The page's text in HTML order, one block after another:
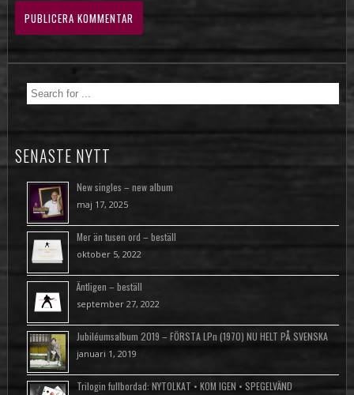
SENASTE NYTT
New singles – new album
maj 17, 2025
Mer än tusen ord – beställ
oktober 5, 2022
Äntligen – beställ
september 27, 2022
Jubiléumsalbum 2019 – FÖRSTA LPn (1970) NU HELT PÅ SVENSKA
januari 1, 2019
Trilogin fullbordad: NYTOLKAT • KOM IGEN • SPEGELVÄND